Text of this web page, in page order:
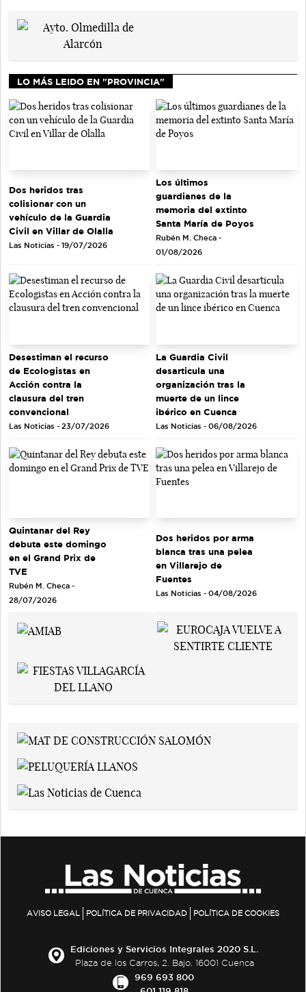
LO MÁS LEIDO EN "PROVINCIA"
Dos heridos tras
colisionar con un
vehículo de la Guardia
Civil en Villar de Olalla
Las Noticias - 19/07/2026
Los últimos
guardianes de la
memoria del extinto
Santa María de Poyos
Rubén M. Checa -
01/08/2026
Desestiman el recurso
de Ecologistas en
Acción contra la
clausura del tren
convencional
Las Noticias - 23/07/2026
La Guardia Civil
desarticula una
organización tras la
muerte de un lince
ibérico en Cuenca
Las Noticias - 06/08/2026
Quintanar del Rey
debuta este domingo
en el Grand Prix de
TVE
Rubén M. Checa -
28/07/2026
Dos heridos por arma
blanca tras una pelea
en Villarejo de
Fuentes
Las Noticias - 04/08/2026
AVISO LEGAL POLÍTICA DE PRIVACIDAD POLÍTICA DE COOKIES
Ediciones y Servicios Integrales 2020 S.L.
Plaza de los Carros, 2. Bajo. 16001 Cuenca
969 693 800